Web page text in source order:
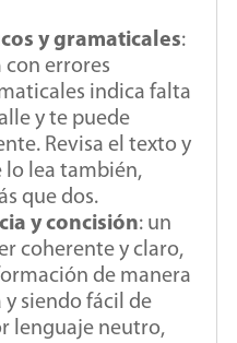
y gramaticales:
errores
indica falta
y te puede
Revisa el texto y
lo lea también,
que dos.
y concisión: un
coherente y claro,
de manera
y siendo fácil de
lenguaje neutro,